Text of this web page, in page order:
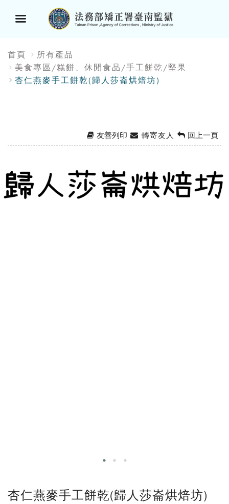
單
按
首頁
所有產品
美食專區/糕餅、休閒食品/手工餅乾/堅果
杏仁燕麥手工餅乾(歸人莎崙烘焙坊)
友善列印 轉寄友人 回上一頁
杏仁燕麥手工餅乾(歸人莎崙烘焙坊)